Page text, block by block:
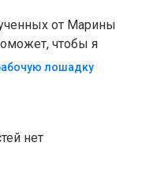
от Марины
чтобы я
лошадку
нет